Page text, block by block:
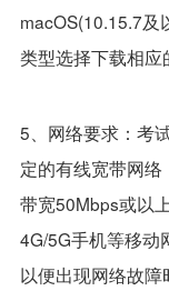
macOS(10.15.7
类型选择下载相应
5、网络要求：考
定的有线宽带网
带宽50Mbps或以
4G/5G手机等移动
以便出现网络故障